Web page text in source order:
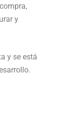
y
y se está